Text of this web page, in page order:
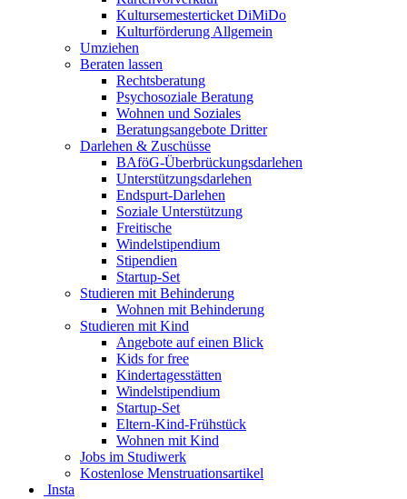
Kultursemesterticket DiMiDo
Kulturförderung Allgemein
Umziehen
Beraten lassen
Rechtsberatung
Psychosoziale Beratung
Wohnen und Soziales
Beratungsangebote Dritter
Darlehen & Zuschüsse
BAföG-Überbrückungsdarlehen
Unterstützungsdarlehen
Endspurt-Darlehen
Soziale Unterstützung
Freitische
Windelstipendium
Stipendien
Startup-Set
Studieren mit Behinderung
Wohnen mit Behinderung
Studieren mit Kind
Angebote auf einen Blick
Kids for free
Kindertagesstätten
Windelstipendium
Startup-Set
Eltern-Kind-Frühstück
Wohnen mit Kind
Jobs im Studiwerk
Kostenlose Menstruationsartikel
Insta